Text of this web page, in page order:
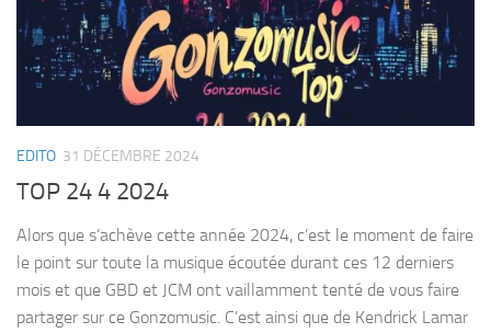
EDITO 31 DÉCEMBRE 2024
TOP 24 4 2024
Alors que s’achève cette année 2024, c’est le moment de faire
le point sur toute la musique écoutée durant ces 12 derniers
mois et que GBD et JCM ont vaillamment tenté de vous faire
partager sur ce Gonzomusic. C’est ainsi que de Kendrick Lamar